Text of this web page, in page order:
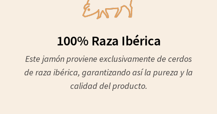
100% Raza Ibérica
Este jamón proviene exclusivamente de cerdos
de raza ibérica, garantizando así la pureza y la
calidad del producto.